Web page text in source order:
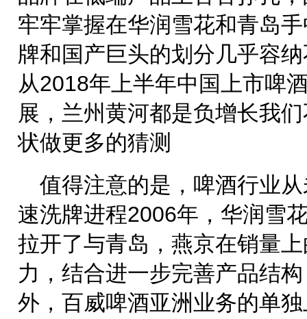
牢牢掌握在华润雪花和青岛
牌和国产巨头的划分几乎容
从2018年上半年中国上市啤
展，兰州黄河都是负增长我
状做更多的猜测
值得注意的是，啤酒行业
速洗牌进程2006年，华润雪
拉开了与青岛，燕京在销量
力，结合进一步完善产品结
外，百威啤酒亚洲业务的单